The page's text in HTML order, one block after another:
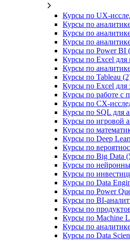
Курсы по
Курсы по
Курсы по
Курсы по
Курсы по Power BI
Курсы по Excel для
Курсы по
Курсы по Tableau
Курсы по Excel для
Курсы по работе с
Курсы по CX-
Курсы по SQL для
Курсы по игровой
Курсы по
Курсы по Deep
Курсы по
Курсы по Big Data
Курсы по
Курсы по
Курсы по Data
Курсы по Power
Курсы по
Курсы по
Курсы по Machine
Курсы по
Курсы по Data